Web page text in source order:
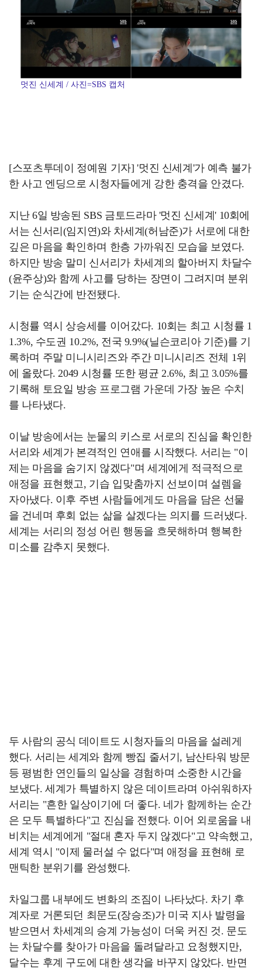
멋진 신세계 / 사진=SBS 캡처
[스포츠투데이 정예원 기자] '멋진 신세계'가 예측 불가
한 사고 엔딩으로 시청자들에게 강한 충격을 안겼다.
지난 6일 방송된 SBS 금토드라마 '멋진 신세계' 10회에
서는 신서리(임지연)와 차세계(허남준)가 서로에 대한
깊은 마음을 확인하며 한층 가까워진 모습을 보였다.
하지만 방송 말미 신서리가 차세계의 할아버지 차달수
(윤주상)와 함께 사고를 당하는 장면이 그려지며 분위
기는 순식간에 반전됐다.
시청률 역시 상승세를 이어갔다. 10회는 최고 시청률 1
1.3%, 수도권 10.2%, 전국 9.9%(닐슨코리아 기준)를 기
록하며 주말 미니시리즈와 주간 미니시리즈 전체 1위
에 올랐다. 2049 시청률 또한 평균 2.6%, 최고 3.05%를
기록해 토요일 방송 프로그램 가운데 가장 높은 수치
를 나타냈다.
이날 방송에서는 눈물의 키스로 서로의 진심을 확인한
서리와 세계가 본격적인 연애를 시작했다. 서리는 "이
제는 마음을 숨기지 않겠다"며 세계에게 적극적으로
애정을 표현했고, 기습 입맞춤까지 선보이며 설렘을
자아냈다. 이후 주변 사람들에게도 마음을 담은 선물
을 건네며 후회 없는 삶을 살겠다는 의지를 드러냈다.
세계는 서리의 정성 어린 행동을 흐뭇해하며 행복한
미소를 감추지 못했다.
두 사람의 공식 데이트도 시청자들의 마음을 설레게
했다. 서리는 세계와 함께 빵집 줄서기, 남산타워 방문
등 평범한 연인들의 일상을 경험하며 소중한 시간을
보냈다. 세계가 특별하지 않은 데이트라며 아쉬워하자
서리는 "흔한 일상이기에 더 좋다. 네가 함께하는 순간
은 모두 특별하다"고 진심을 전했다. 이어 외로움을 내
비치는 세계에게 "절대 혼자 두지 않겠다"고 약속했고,
세계 역시 "이제 물러설 수 없다"며 애정을 표현해 로
맨틱한 분위기를 완성했다.
차일그룹 내부에도 변화의 조짐이 나타났다. 차기 후
계자로 거론되던 최문도(장승조)가 미국 지사 발령을
받으면서 차세계의 승계 가능성이 더욱 커진 것. 문도
는 차달수를 찾아가 마음을 돌려달라고 요청했지만,
달수는 후계 구도에 대한 생각을 바꾸지 않았다. 반면